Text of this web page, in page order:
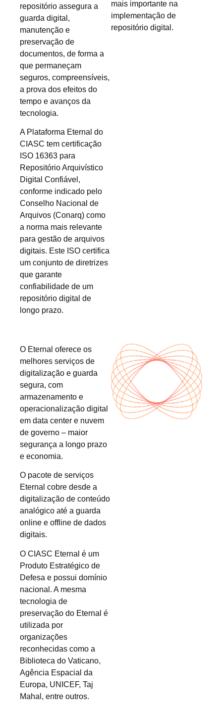
repositório assegura a
guarda digital,
manutenção e
preservação de
documentos, de forma a
que permaneçam
seguros, compreensíveis,
a prova dos efeitos do
tempo e avanços da
tecnologia.
A Plataforma Eternal do
CIASC tem certificação
ISO 16363 para
Repositório Arquivístico
Digital Confiável,
conforme indicado pelo
Conselho Nacional de
Arquivos (Conarq) como
a norma mais relevante
para gestão de arquivos
digitais. Este ISO certifica
um conjunto de diretrizes
que garante
confiabilidade de um
repositório digital de
longo prazo.
mais importante na
implementação de
repositório digital.
O Eternal oferece os
melhores serviços de
digitalização e guarda
segura, com
armazenamento e
operacionalização digital
em data center e nuvem
de governo – maior
segurança a longo prazo
e economia.
O pacote de serviços
Eternal cobre desde a
digitalização de conteúdo
analógico até a guarda
online e offline de dados
digitais.
O CIASC Eternal é um
Produto Estratégico de
Defesa e possui domínio
nacional. A mesma
tecnologia de
preservação do Eternal é
utilizada por
organizações
reconhecidas como a
Biblioteca do Vaticano,
Agência Espacial da
Europa, UNICEF, Taj
Mahal, entre outros.